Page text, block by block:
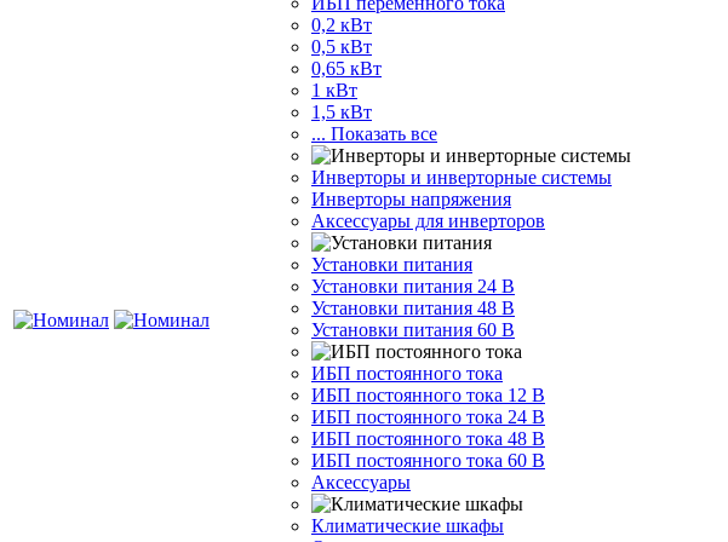
0,2 кВт
0,5 кВт
0,65 кВт
1 кВт
1,5 кВт
... Показать все
Инверторы и инверторные системы
Инверторы напряжения
Аксессуары для инверторов
Установки питания
Установки питания 24 В
Установки питания 48 В
Установки питания 60 В
ИБП постоянного тока
ИБП постоянного тока 12 В
ИБП постоянного тока 24 В
ИБП постоянного тока 48 В
ИБП постоянного тока 60 В
Аксессуары
Климатические шкафы